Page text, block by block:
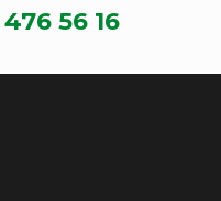
476 56 16